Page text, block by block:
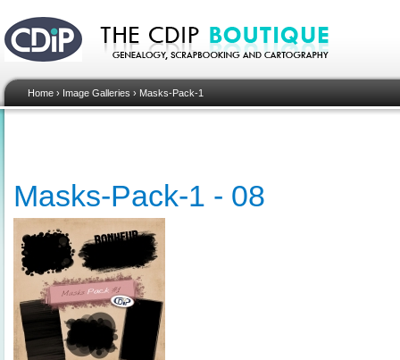
Home › Image Galleries › Masks-Pack-1
Masks-Pack-1 - 08